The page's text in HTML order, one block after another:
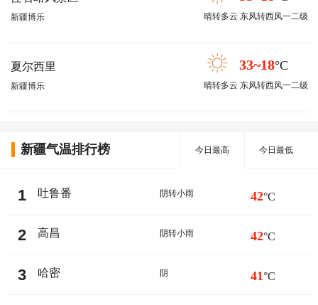
新疆博乐 晴转多云 东风转西风一二级
夏尔西里
新疆博乐
33~18°C
晴转多云 东风转西风一二级
新疆气温排行榜 今日最高 今日最低
1 吐鲁番 阴转小雨 42°C
2 高昌 阴转小雨 42°C
3 哈密 阴 41°C